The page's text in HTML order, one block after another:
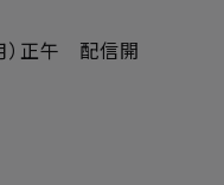
）正午 配信開